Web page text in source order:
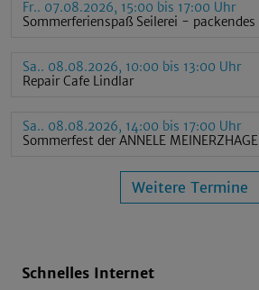
Fr.. 07.08.2026, 15:00 bis 17:00 Uhr
Sommerferienspaß Seilerei -
Sa.. 08.08.2026, 10:00 bis 13:00 Uhr
Repair Cafe Lindlar
Sa.. 08.08.2026, 14:00 bis 17:00 Uhr
Sommerfest der ANNELE
Weitere Termine
Schnelles Internet